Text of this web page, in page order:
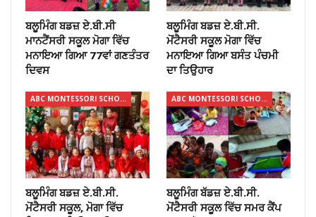
ਬਲੂਮਿੰਗ ਬਡਜ਼ ਏ.ਬੀ.ਸੀ
ਮਾਨਟੈਂਸਰੀ ਸਕੂਲ ਮੋਗਾ ਵਿੱਚ
ਮਨਾਇਆ ਗਿਆ 77ਵਾਂ ਗਣਤੰਤਰ
ਦਿਵਸ
ਬਲੂਮਿੰਗ ਬਡਜ਼ ਏ.ਬੀ.ਸੀ.
ਮੋਂਟੈਸਰੀ ਸਕੂਲ ਮੋਗਾ ਵਿੱਚ
ਮਨਾਇਆ ਗਿਆ ਬਸੰਤ ਪੰਚਮੀ
ਦਾ ਤਿਉਹਾਰ
ABC MONTESSORI SCHOOL
ਬਲੂਮਿੰਗ ਬਡਜ਼ ਏ.ਬੀ.ਸੀ.
ਮੋਂਟੈਸਰੀ ਸਕੂਲ, ਮੋਗਾ ਵਿੱਚ
ABC MONTESSORI SCHOOL
ਬਲੂਮਿੰਗ ਬੱਡਜ਼ ਏ.ਬੀ.ਸੀ.
ਮੋਂਟੈਸਰੀ ਸਕੂਲ ਵਿੱਚ ਸਮਰ ਕੈਂਪ